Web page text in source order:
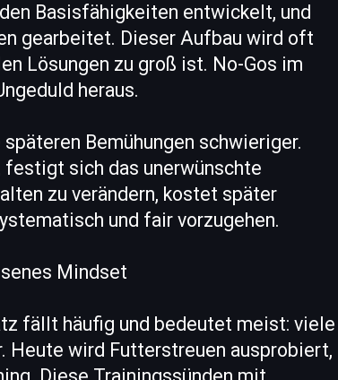
Basisfähigkeiten entwickelt, und
gearbeitet. Dieser Aufbau wird oft
Lösungen zu groß ist. No-Gos im
heraus.
Bemühungen schwieriger.
sich das unerwünschte
zu verändern, kostet später
und fair vorzugehen.
Mindset
fällt häufig und bedeutet meist: viele
Heute wird Futterstreuen ausprobiert,